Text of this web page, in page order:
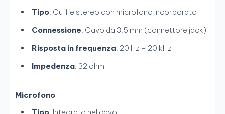
Tipo: Cuffie stereo con microfono incorporato
Connessione: Cavo da 3.5 mm (connettore jack)
Risposta in frequenza: 20 Hz – 20 kHz
Impedenza: 32 ohm
Microfono